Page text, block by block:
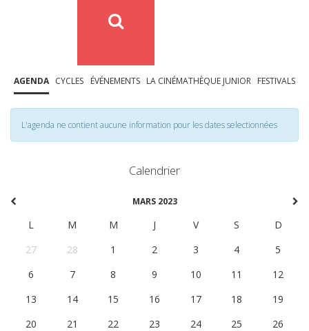
AGENDA CYCLES ÉVÉNEMENTS LA CINÉMATHÈQUE JUNIOR FESTIVALS
L'agenda ne contient aucune information pour les dates selectionnées
Calendrier
MARS 2023
L M M J V S
D
27
28 1 2 3 4
5
6
7 8 9 10 11
12
13
14 15 16 17 18
19
20
21 22 23 24 25
26